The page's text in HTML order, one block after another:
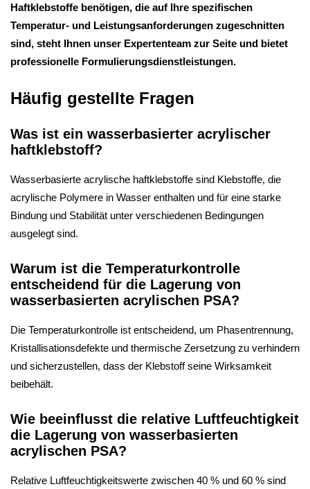
Haftklebstoffe benötigen, die auf Ihre spezifischen
Temperatur- und Leistungsanforderungen zugeschnitten
sind, steht Ihnen unser Expertenteam zur Seite und bietet
professionelle Formulierungsdienstleistungen.
Häufig gestellte Fragen
Was ist ein wasserbasierter acrylischer
haftklebstoff?
Wasserbasierte acrylische haftklebstoffe sind Klebstoffe, die
acrylische Polymere in Wasser enthalten und für eine starke
Bindung und Stabilität unter verschiedenen Bedingungen
ausgelegt sind.
Warum ist die Temperaturkontrolle
entscheidend für die Lagerung von
wasserbasierten acrylischen PSA?
Die Temperaturkontrolle ist entscheidend, um Phasentrennung,
Kristallisationsdefekte und thermische Zersetzung zu verhindern
und sicherzustellen, dass der Klebstoff seine Wirksamkeit
beibehält.
Wie beeinflusst die relative Luftfeuchtigkeit
die Lagerung von wasserbasierten
acrylischen PSA?
Relative Luftfeuchtigkeitswerte zwischen 40 % und 60 % sind